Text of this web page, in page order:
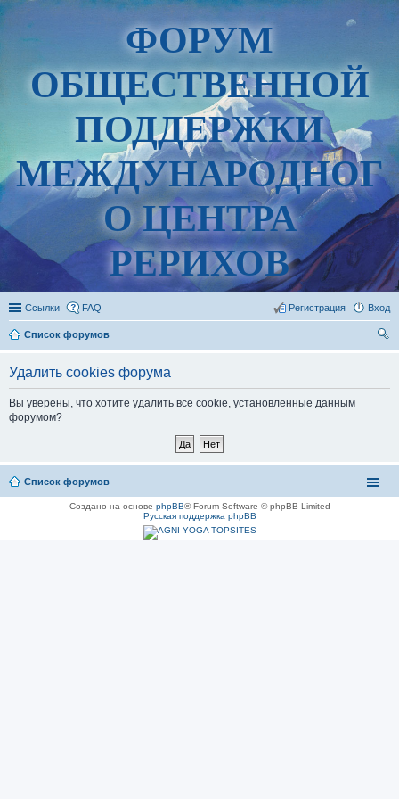
ФОРУМ
ОБЩЕСТВЕННОЙ
ПОДДЕРЖКИ
МЕЖДУНАРОДНОГ
О ЦЕНТРА
РЕРИХОВ
Ссылки FAQ Вход
Регистрация
Список форумов
Удалить cookies форума
Вы уверены, что хотите удалить все cookie, установленные данным
форумом?
Список форумов
Создано на основе phpBB® Forum Software © phpBB Limited
Русская поддержка phpBB